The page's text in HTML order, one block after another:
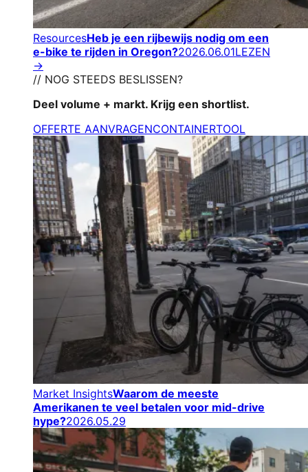
ResourcesHeb je een rijbewijs nodig om een
e-bike te rijden in Oregon?2026.06.01LEZEN
→
// NOG STEEDS BESLISSEN?
Deel volume + markt. Krijg een shortlist.
OFFERTE AANVRAGENCONTAINERTOOL
Market InsightsWaarom de meeste
Amerikanen te veel betalen voor mid-drive
hype?2026.05.29